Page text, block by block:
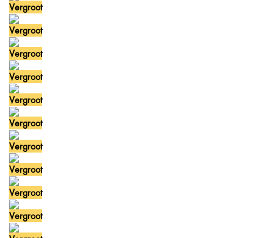
Vergroot
Vergroot
Vergroot
Vergroot
Vergroot
Vergroot
Vergroot
Vergroot
Vergroot
Vergroot